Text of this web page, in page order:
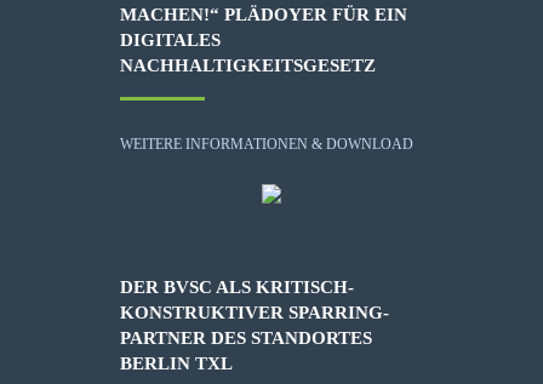
MACHEN!“ PLÄDOYER FÜR EIN
DIGITALES
NACHHALTIGKEITSGESETZ
WEITERE INFORMATIONEN & DOWNLOAD
DER BVSC ALS KRITISCH-
KONSTRUKTIVER SPARRING-
PARTNER DES STANDORTES
BERLIN TXL